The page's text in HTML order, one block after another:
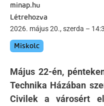
minap.hu
Létrehozva
2026. május 20., szerda –
Miskolc
Május 22-én,
Technika Házában
Civilek a városért